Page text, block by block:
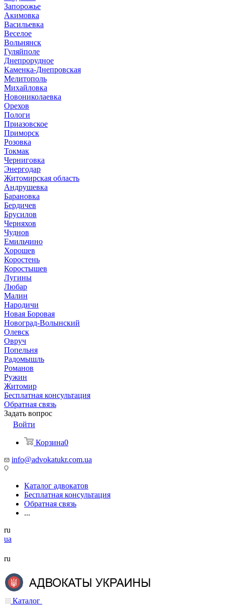
Запорожье
Акимовка
Васильевка
Веселое
Вольнянск
Гуляйполе
Днепрорудное
Каменка-Днепровская
Мелитополь
Михайловка
Новониколаевка
Орехов
Пологи
Приазовское
Приморск
Розовка
Токмак
Черниговка
Энергодар
Житомирская область
Андрушевка
Барановка
Бердичев
Брусилов
Черняхов
Чуднов
Емильчино
Хорошев
Коростень
Коростышев
Лугины
Любар
Малин
Народичи
Новая Боровая
Новоград-Волынский
Олевск
Овруч
Попельня
Радомышль
Романов
Ружин
Житомир
Бесплатная консультация
Обратная связь
Задать вопрос
Войти
Корзина0
info@advokatukr.com.ua
Каталог адвокатов
Бесплатная консультация
Обратная связь
...
ru
ua
ru
Каталог